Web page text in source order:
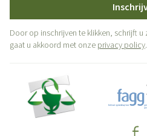
Door op inschrijven te klikken, schrijft
gaat u akkoord met onze privacy policy.